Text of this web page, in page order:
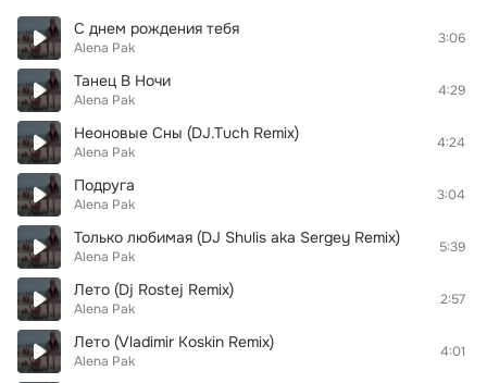
С днем рождения тебя
Alena Pak
3:06
Танец В Ночи
Alena Pak
4:29
Неоновые Сны (DJ.Tuch Remix)
Alena Pak
4:24
Подруга
Alena Pak
3:04
Только любимая (DJ Shulis aka Sergey Remix)
Alena Pak
5:39
Лето (Dj Rostej Remix)
Alena Pak
2:57
Лето (Vladimir Koskin Remix)
Alena Pak
4:01